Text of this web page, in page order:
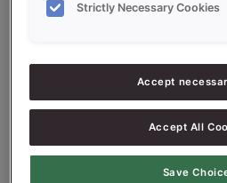
Leveles keverék. Alacsony,
édes és sós tésztához
Nettó tömeg: 15 kg
Strictly Necessary Cookies
Accept
Accept All
Save